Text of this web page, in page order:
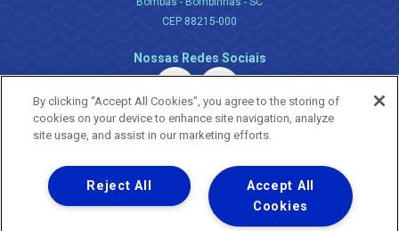
CEP 88215-000
Nossas Redes Sociais
Uma empresa
Copyright ® 2026 - Todos os Direitos Reservados.
Nossa natureza movimenta a vida
By clicking “Accept All Cookies”, you agree to the storing of
cookies on your device to enhance site navigation, analyze
site usage, and assist in our marketing efforts.
Accept All
Cookies
Reject All